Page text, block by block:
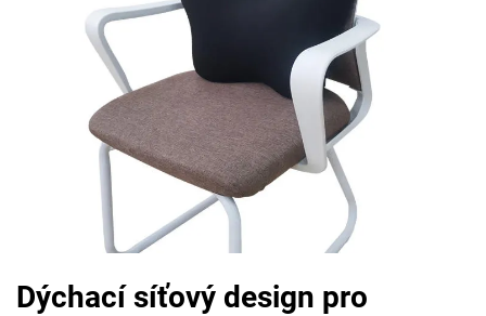
Dýchací síťový design pro